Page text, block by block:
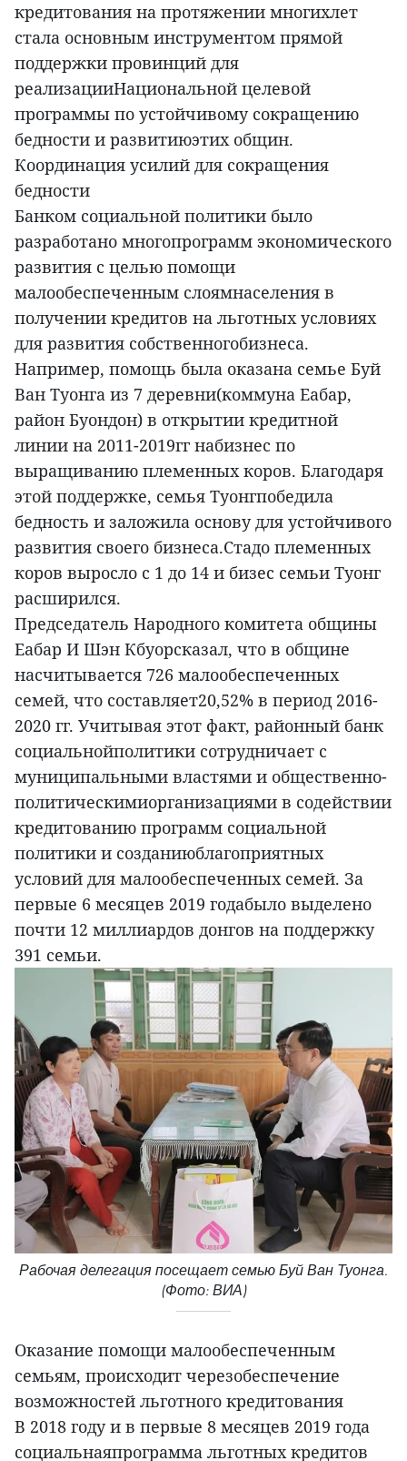
кредитования на протяжении многихлет
стала основным инструментом прямой
поддержки провинций для
реализацииНациональной целевой
программы по устойчивому сокращению
бедности и развитиюэтих общин.
Координация усилий для сокращения
бедности
Банком социальной политики было
разработано многопрограмм экономического
развития с целью помощи
малообеспеченным слоямнаселения в
получении кредитов на льготных условиях
для развития собственногобизнеса.
Например, помощь была оказана семье Буй
Ван Туонга из 7 деревни(коммуна Еабар,
район Буондон) в открытии кредитной
линии на 2011-2019гг набизнес по
выращиванию племенных коров. Благодаря
этой поддержке, семья Туонгпобедила
бедность и заложила основу для устойчивого
развития своего бизнеса.Стадо племенных
коров выросло с 1 до 14 и бизес семьи Туонг
расширился.
Председатель Народного комитета общины
Еабар И Шэн Кбуорсказал, что в общине
насчитывается 726 малообеспеченных
семей, что составляет20,52% в период 2016-
2020 гг. Учитывая этот факт, районный банк
социальнойполитики сотрудничает с
муниципальными властями и общественно-
политическимиорганизациями в содействии
кредитованию программ социальной
политики и созданиюблагоприятных
условий для малообеспеченных семей. За
первые 6 месяцев 2019 годабыло выделено
почти 12 миллиардов донгов на поддержку
391 семьи.
Рабочая делегация посещает семью Буй Ван Туонга.
(Фото: ВИА)
Оказание помощи малообеспеченным
семьям, происходит черезобеспечение
возможностей льготного кредитования
В 2018 году и в первые 8 месяцев 2019 года
социальнаяпрограмма льготных кредитов